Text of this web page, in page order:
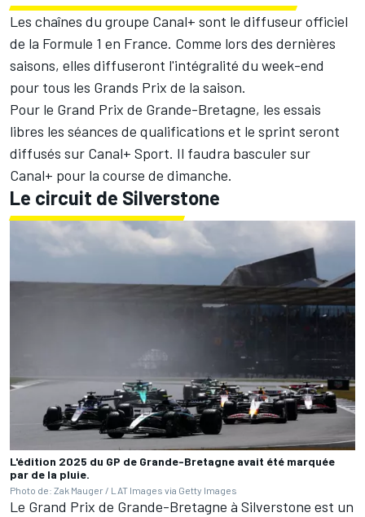
Les chaînes du groupe Canal+ sont le diffuseur officiel
de la Formule 1 en France. Comme lors des dernières
saisons, elles diffuseront l'intégralité du week-end
pour tous les Grands Prix de la saison.
Pour le Grand Prix de Grande-Bretagne, les essais
libres les séances de qualifications et le sprint seront
diffusés sur Canal+ Sport. Il faudra basculer sur
Canal+ pour la course de dimanche.
Le circuit de Silverstone
L'édition 2025 du GP de Grande-Bretagne avait été marquée
par de la pluie.
Photo de: Zak Mauger / LAT Images via Getty Images
Le Grand Prix de Grande-Bretagne à Silverstone est un